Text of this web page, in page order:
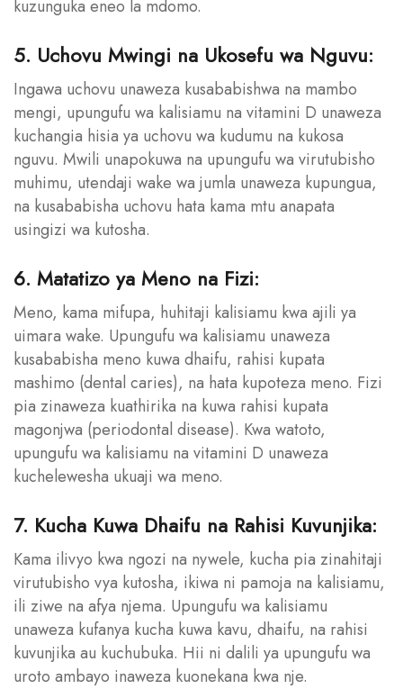
kuzunguka eneo la mdomo.
5. Uchovu Mwingi na Ukosefu wa Nguvu:
Ingawa uchovu unaweza kusababishwa na mambo
mengi, upungufu wa kalisiamu na vitamini D unaweza
kuchangia hisia ya uchovu wa kudumu na kukosa
nguvu. Mwili unapokuwa na upungufu wa virutubisho
muhimu, utendaji wake wa jumla unaweza kupungua,
na kusababisha uchovu hata kama mtu anapata
usingizi wa kutosha.
6. Matatizo ya Meno na Fizi:
Meno, kama mifupa, huhitaji kalisiamu kwa ajili ya
uimara wake. Upungufu wa kalisiamu unaweza
kusababisha meno kuwa dhaifu, rahisi kupata
mashimo (dental caries), na hata kupoteza meno. Fizi
pia zinaweza kuathirika na kuwa rahisi kupata
magonjwa (periodontal disease). Kwa watoto,
upungufu wa kalisiamu na vitamini D unaweza
kuchelewesha ukuaji wa meno.
7. Kucha Kuwa Dhaifu na Rahisi Kuvunjika:
Kama ilivyo kwa ngozi na nywele, kucha pia zinahitaji
virutubisho vya kutosha, ikiwa ni pamoja na kalisiamu,
ili ziwe na afya njema. Upungufu wa kalisiamu
unaweza kufanya kucha kuwa kavu, dhaifu, na rahisi
kuvunjika au kuchubuka. Hii ni dalili ya upungufu wa
uroto ambayo inaweza kuonekana kwa nje.